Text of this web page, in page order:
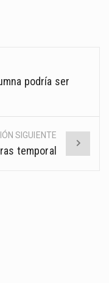
podría ser
SIGUIENTE
temporal